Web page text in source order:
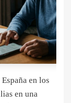
en los
en una